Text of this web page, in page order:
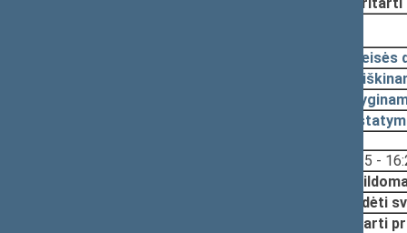
16:15 -
Pradėti
Pritarti